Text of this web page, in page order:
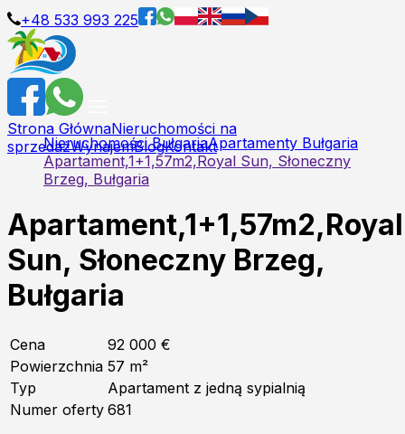
+48 533 993 225
Strona GłównaNieruchomości na
sprzedażWynajemBlogKontakt
Nieruchomości BułgariaApartamenty Bułgaria
Apartament,1+1,57m2,Royal Sun, Słoneczny
Brzeg, Bułgaria
Apartament,1+1,57m2,Royal
Sun, Słoneczny Brzeg,
Bułgaria
Cena
92 000 €
Powierzchnia 57 m²
Typ
Apartament z jedną sypialnią
Numer oferty 681